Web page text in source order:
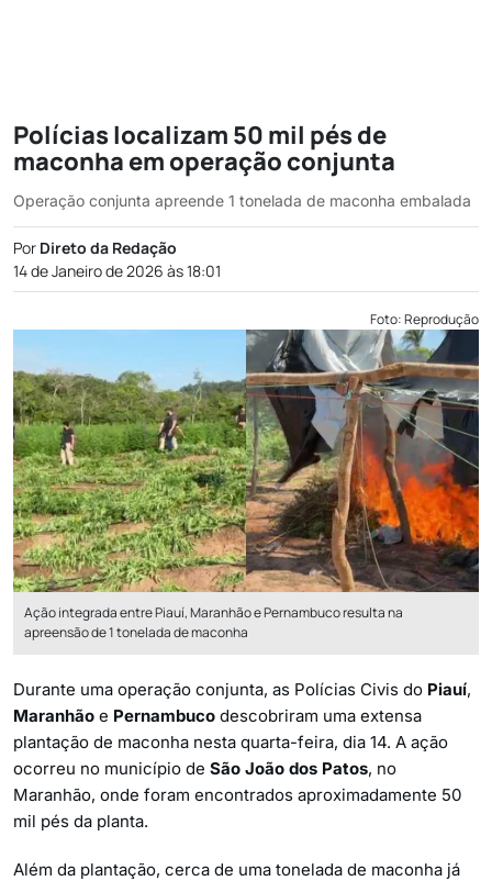
Polícias localizam 50 mil pés de
maconha em operação conjunta
Operação conjunta apreende 1 tonelada de maconha embalada
Por Direto da Redação
14 de Janeiro de 2026 às 18:01
Foto: Reprodução
Ação integrada entre Piauí, Maranhão e Pernambuco resulta na
apreensão de 1 tonelada de maconha
Durante uma operação conjunta, as Polícias Civis do Piauí,
Maranhão e Pernambuco descobriram uma extensa
plantação de maconha nesta quarta-feira, dia 14. A ação
ocorreu no município de São João dos Patos, no
Maranhão, onde foram encontrados aproximadamente 50
mil pés da planta.
Além da plantação, cerca de uma tonelada de maconha já